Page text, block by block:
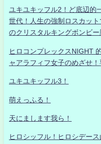
ユキユキッフル2！ど底辺的
世代！人生の強制ロスカッ
のクリスタルキングボンビ
ヒロコンプレックスNIGHT
ャアラフィフ女子のめざせ
ユキユキッフル3！
萌えっふる！
天にまします我ら！
ヒロシッフル！ヒロシデー